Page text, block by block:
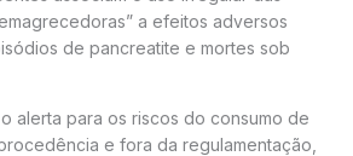
a efeitos adversos
de pancreatite e mortes sob
alerta para os riscos do consumo de
e fora da regulamentação,